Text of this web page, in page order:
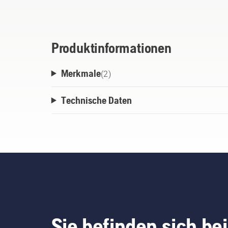
Produktinformationen
Merkmale(2)
Technische Daten